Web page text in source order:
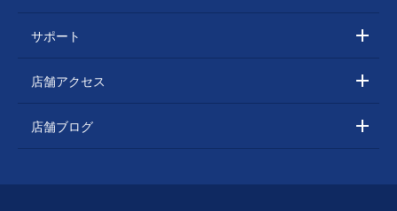
サポート
店舗アクセス
店舗ブログ